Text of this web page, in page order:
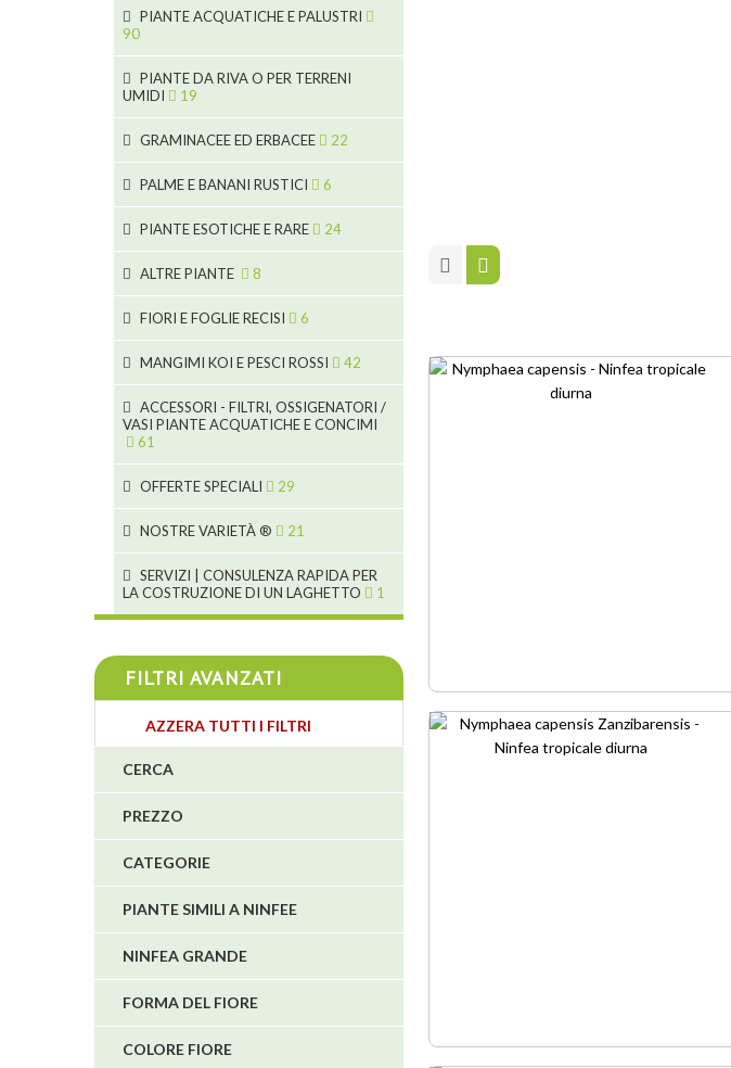
6
5
6
5
11
5
3
2
2
24
46
53
5
9
2
PIANTE ACQUATICHE E PALUSTRI
90
8
9
7
PIANTE DA RIVA O PER TERRENI
UMIDI
19
15
GRAMINACEE ED ERBACEE 22
10
PALME E BANANI RUSTICI 6
3
PIANTE ESOTICHE E RARE 24
ALTRE PIANTE 8
FIORI E FOGLIE RECISI 6
2
1
2
MANGIMI KOI E PESCI ROSSI 42
28
1
ACCESSORI - FILTRI, OSSIGENATORI /
VASI PIANTE ACQUATICHE E CONCIMI
61
18
4
4
5
1
OFFERTE SPECIALI 29
NOSTRE VARIETÀ ® 21
SERVIZI | CONSULENZA RAPIDA PER
LA COSTRUZIONE DI UN LAGHETTO
1
FILTRI AVANZATI
AZZERA TUTTI I FILTRI
CERCA
PREZZO
CATEGORIE
PIANTE SIMILI A NINFEE
NINFEA GRANDE
FORMA DEL FIORE
COLORE FIORE